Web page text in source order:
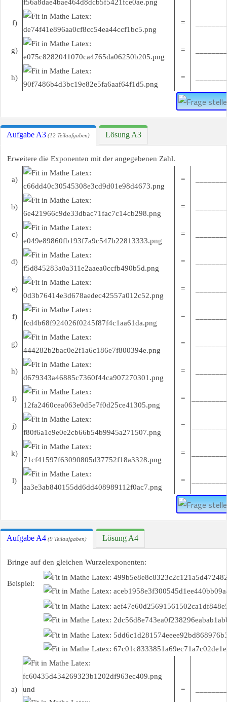
f) =
g) =
h) =
Aufgabe A3 (12 Teilaufgaben) Lösung A3
Erweitere die Exponenten mit der angegebenen Zahl.
a) =
b) =
c) =
d) =
e) =
f) =
g) =
h) =
i) =
j) =
k) =
l) =
Aufgabe A4 (9 Teilaufgaben) Lösung A4
Bringe auf den gleichen Wurzelexponenten:
Beispiel:
a) und =